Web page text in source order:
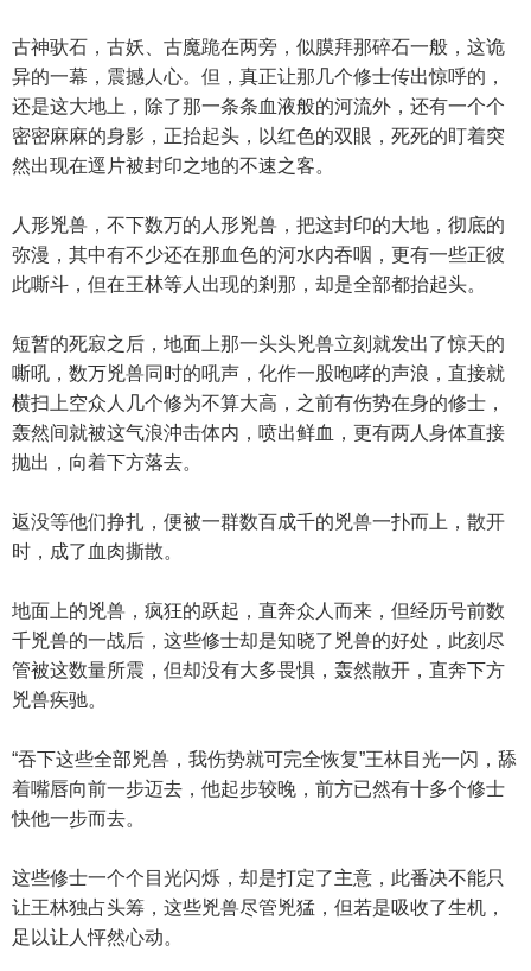
古神驮石，古妖、古魔跪在两旁，似膜拜那碎石一般，这诡
异的一幕，震撼人心。但，真正让那几个修士传出惊呼的，
还是这大地上，除了那一条条血液般的河流外，还有一个个
密密麻麻的身影，正抬起头，以红色的双眼，死死的盯着突
然出现在逕片被封印之地的不速之客。
人形兇兽，不下数万的人形兇兽，把这封印的大地，彻底的
弥漫，其中有不少还在那血色的河水内吞咽，更有一些正彼
此嘶斗，但在王林等人出现的剎那，却是全部都抬起头。
短暂的死寂之后，地面上那一头头兇兽立刻就发出了惊天的
嘶吼，数万兇兽同时的吼声，化作一股咆哮的声浪，直接就
横扫上空众人几个修为不算大高，之前有伤势在身的修士，
轰然间就被这气浪沖击体内，喷出鲜血，更有两人身体直接
抛出，向着下方落去。
返没等他们挣扎，便被一群数百成千的兇兽一扑而上，散开
时，成了血肉撕散。
地面上的兇兽，疯狂的跃起，直奔众人而来，但经历号前数
千兇兽的一战后，这些修士却是知晓了兇兽的好处，此刻尽
管被这数量所震，但却没有大多畏惧，轰然散开，直奔下方
兇兽疾驰。
“吞下这些全部兇兽，我伤势就可完全恢复”王林目光一闪，舔
着嘴唇向前一步迈去，他起步较晚，前方已然有十多个修士
快他一步而去。
这些修士一个个目光闪烁，却是打定了主意，此番决不能只
让王林独占头筹，这些兇兽尽管兇猛，但若是吸收了生机，
足以让人怦然心动。